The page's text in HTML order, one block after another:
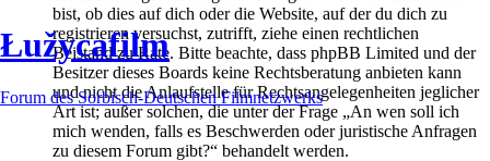
Łužycafilm
Forum des Sorbisch-Deutschen Filmnetzwerks
bist, ob dies auf dich oder die Website, auf der du dich zu
registrieren versuchst, zutrifft, ziehe einen rechtlichen
Beistand zu Rate. Bitte beachte, dass phpBB Limited und der
Besitzer dieses Boards keine Rechtsberatung anbieten kann
und nicht die Anlaufstelle für Rechtsangelegenheiten jeglicher
Art ist; außer solchen, die unter der Frage „An wen soll ich
mich wenden, falls es Beschwerden oder juristische Anfragen
zu diesem Forum gibt?“ behandelt werden.